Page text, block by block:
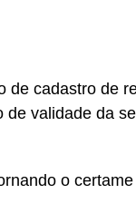
de cadastro de
validade da
o